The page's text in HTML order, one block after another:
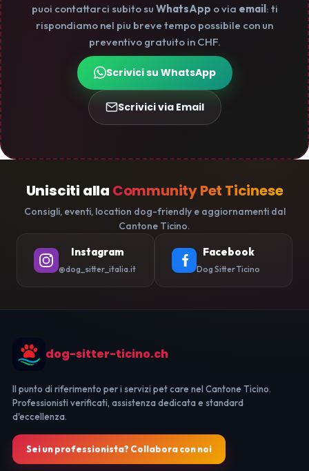
puoi contattarci subito su WhatsApp o via email: ti
rispondiamo nel piu breve tempo possibile con un
preventivo gratuito in CHF.
Scrivici su WhatsApp
Scrivici via Email
Unisciti alla Community Pet Ticinese
Consigli, eventi, location dog-friendly e aggiornamenti dal
Cantone Ticino.
Instagram
@dog_sitter_italia.it
Facebook
Dog Sitter Ticino
dog-sitter-ticino.ch
Il punto di riferimento per i servizi pet care nel Cantone Ticino.
Professionisti verificati, assistenza dedicata e standard
d'eccellenza.
Sei un professionista? Collabora con noi